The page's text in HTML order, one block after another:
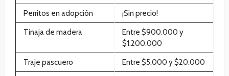
Perritos en adopción ¡Sin precio!
Tinaja de madera
Entre $900.000 y
$1.200.000
Traje pascuero Entre $5.000 y $20.000